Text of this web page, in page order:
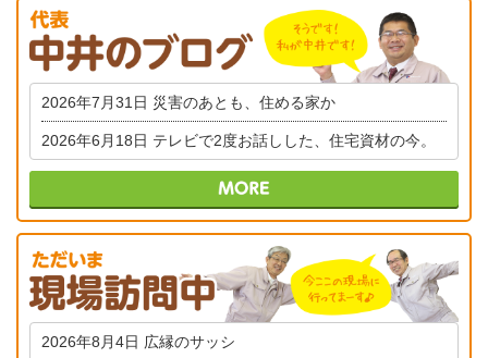
2026年7月31日 災害のあとも、住める家か
2026年6月18日 テレビで2度お話しした、住宅資材の今。
2026年8月4日 広縁のサッシ